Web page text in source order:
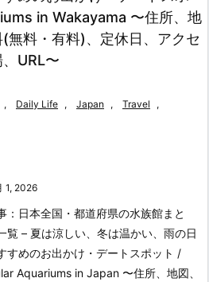
in Wakayama 〜住所、地
無料・有料)、定休日、アクセ
URL〜
, Daily Life , Japan , Travel ,
1, 2026
：日本全国・都道府県の水族館まと
覧 – 夏は涼しい、冬は温かい、雨の日
すめのお出かけ・デートスポット /
Aquariums in Japan 〜住所、地図、